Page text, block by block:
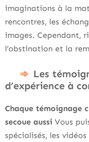
imaginations à la
rencontres, les
images. Cependant,
l’obstination et la
Les
d’expérience à
Chaque témoignage
secoue aussi Vous
spécialisés, les